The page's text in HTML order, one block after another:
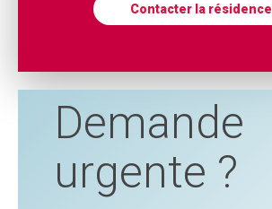
Contacter la résidence
Demande
urgente ?